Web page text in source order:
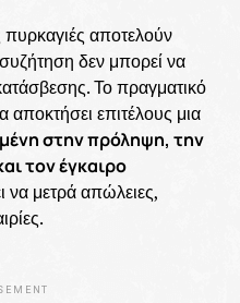
αποτελούν
δεν μπορεί να
κατάσβεσης. Το πραγματικό
επιτέλους μια
στην πρόληψη, την
τον έγκαιρο
να μετρά απώλειες,